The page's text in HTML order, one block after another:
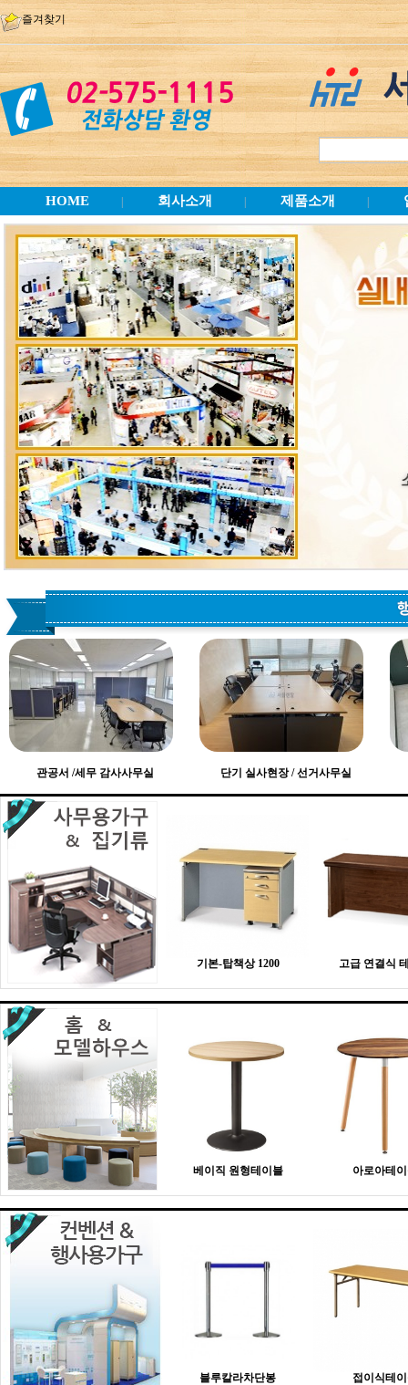
즐겨찾기
HOME 회사소개 제품소개
관공서 /세무 감사사무실 단기 실사현장 / 선거사무실
기본-탑책상 1200 고급 연결식
베이직 원형테이블 아로아테
블루칼라차단봉 접이식테